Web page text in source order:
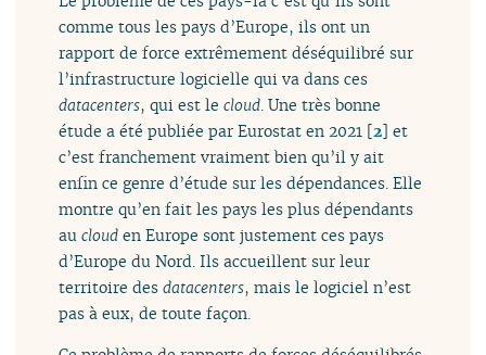
comme tous les pays d’Europe, ils ont un
rapport de force extrêmement déséquilibré sur
l’infrastructure logicielle qui va dans ces
datacenters, qui est lecloud. Une très bonne
étude a été publiée par Eurostat en 2021 [2] et
c’est franchement vraiment bien qu’il y ait
enfin ce genre d’étude sur les dépendances. Elle
montre qu’en fait les pays les plus dépendants
aucloud en Europe sont justement ces pays
d’Europe du Nord. Ils accueillent sur leur
territoire desdatacenters, mais le logiciel n’est
pas à eux, de toute façon.